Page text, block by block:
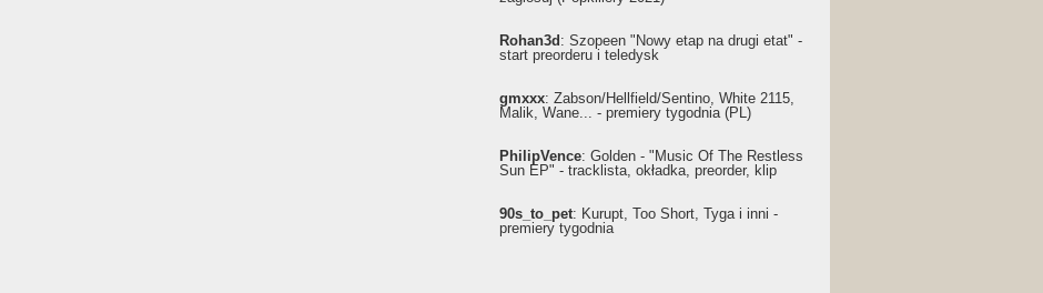
Rohan3d : Szopeen "Nowy etap na drugi etat" -
start preorderu i teledysk
gmxxx: Żabson/Hellfield/Sentino, White 2115,
Malik, Wane... - premiery tygodnia (PL)
PhilipVence: Golden - "Music Of The Restless
Sun EP" - tracklista, okładka, preorder, klip
90s_to_pet: Kurupt, Too Short, Tyga i inni -
premiery tygodnia